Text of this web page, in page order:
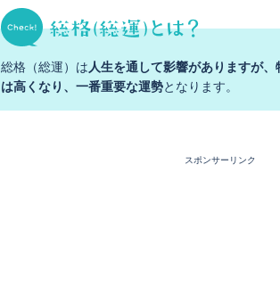
総格（総運）は 人生を通して影響がありますが
は高くなり、一番重要な運勢となります。
スポンサーリンク